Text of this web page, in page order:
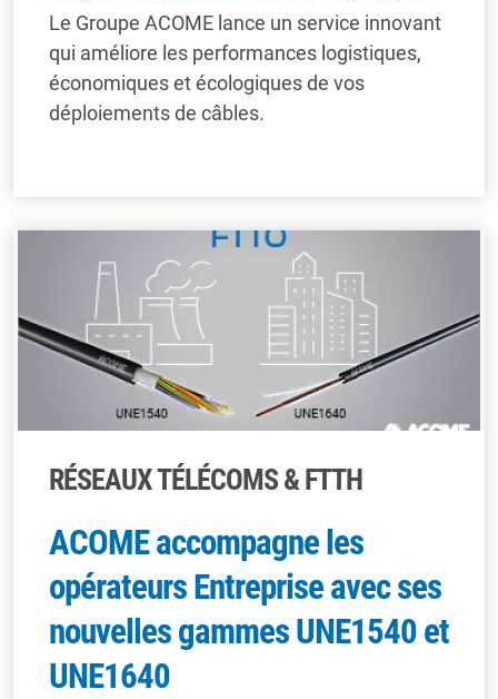
Le Groupe ACOME lance un service innovant
qui améliore les performances logistiques,
économiques et écologiques de vos
déploiements de câbles.
RÉSEAUX TÉLÉCOMS & FTTH
ACOME accompagne les
opérateurs Entreprise avec ses
nouvelles gammes UNE1540 et
UNE1640